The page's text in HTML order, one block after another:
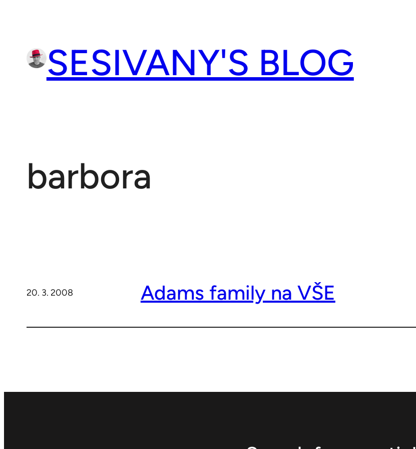
SESIVANY'S BLOG
barbora
20. 3. 2008 Adams family na VŠE